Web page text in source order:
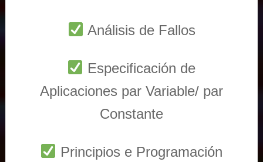
Análisis de Fallos
Especificación de
Aplicaciones par Variable/ par
Constante
Principios e Programación